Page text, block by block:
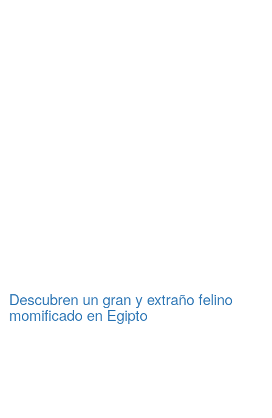
Descubren un gran y extraño felino
momificado en Egipto